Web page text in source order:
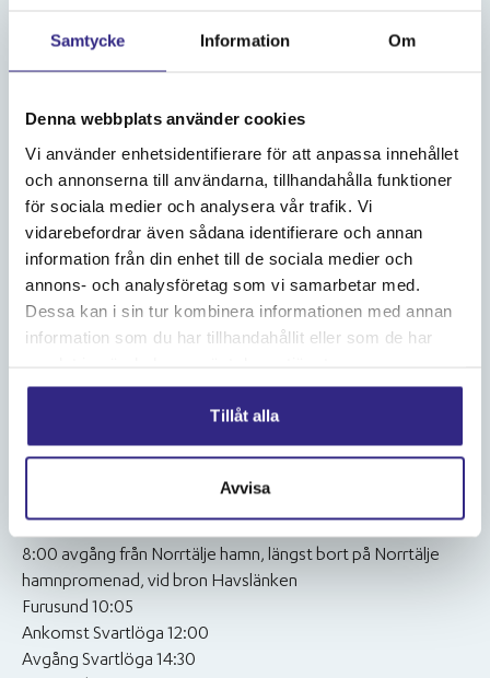
Samtycke Information Om
Denna webbplats använder cookies
Vi använder enhetsidentifierare för att anpassa innehållet
och annonserna till användarna, tillhandahålla funktioner
för sociala medier och analysera vår trafik. Vi
vidarebefordrar även sådana identifierare och annan
information från din enhet till de sociala medier och
annons- och analysföretag som vi samarbetar med.
Dessa kan i sin tur kombinera informationen med annan
information som du har tillhandahållit eller som de har
Tillåt alla
Avvisa
För er som vill åka hela vägen
Norrtälje till Stockholm
Åk med S/S Blidösund från Norrtälje via Svartlöga till
8:00 avgång från Norrtälje hamn, längst bort på Norrtälje
hamnpromenad, vid bron Havslänken
Furusund 10:05
Ankomst Svartlöga 12:00
Avgång Svartlöga 14:30